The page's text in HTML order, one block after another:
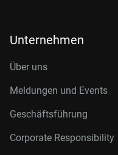
Unternehmen
Über uns
Meldungen und Events
Geschäftsführung
Corporate Responsibility